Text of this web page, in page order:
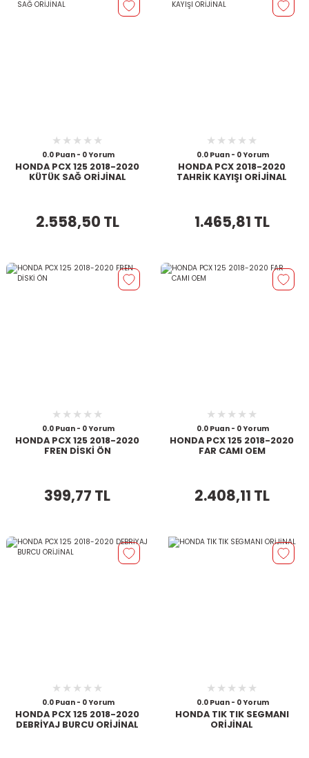
0.0 Puan - 0 Yorum
HONDA PCX 125 2018-2020
KÜTÜK SAĞ ORİJİNAL
2.558,50 TL
0.0 Puan - 0 Yorum
HONDA PCX 2018-2020
TAHRİK KAYIŞI ORİJİNAL
1.465,81 TL
0.0 Puan - 0 Yorum
HONDA PCX 125 2018-2020
FREN DİSKİ ÖN
399,77 TL
0.0 Puan - 0 Yorum
HONDA PCX 125 2018-2020
FAR CAMI OEM
2.408,11 TL
0.0 Puan - 0 Yorum
HONDA PCX 125 2018-2020
DEBRİYAJ BURCU ORİJİNAL
0.0 Puan - 0 Yorum
HONDA TIK TIK SEGMANI
ORİJİNAL